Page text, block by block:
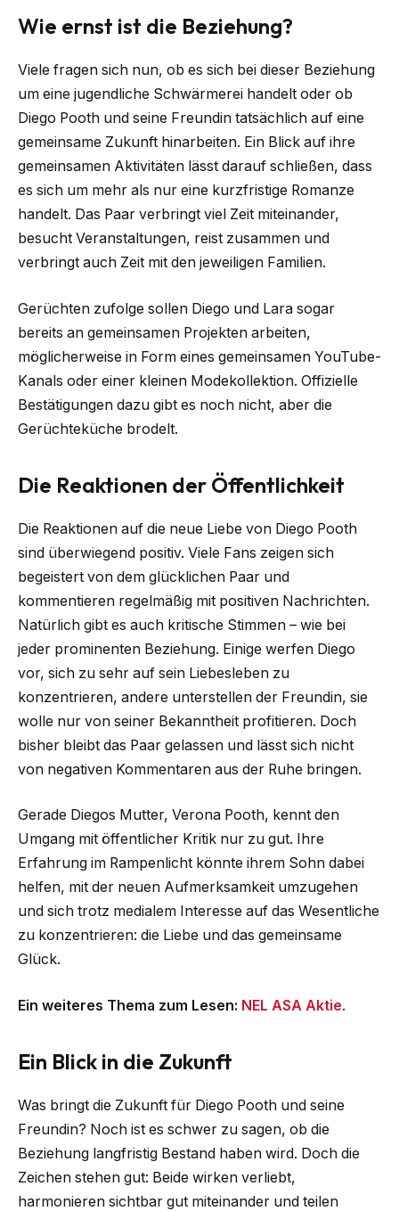
Wie ernst ist die Beziehung?
Viele fragen sich nun, ob es sich bei dieser Beziehung
um eine jugendliche Schwärmerei handelt oder ob
Diego Pooth und seine Freundin tatsächlich auf eine
gemeinsame Zukunft hinarbeiten. Ein Blick auf ihre
gemeinsamen Aktivitäten lässt darauf schließen, dass
es sich um mehr als nur eine kurzfristige Romanze
handelt. Das Paar verbringt viel Zeit miteinander,
besucht Veranstaltungen, reist zusammen und
verbringt auch Zeit mit den jeweiligen Familien.
Gerüchten zufolge sollen Diego und Lara sogar
bereits an gemeinsamen Projekten arbeiten,
möglicherweise in Form eines gemeinsamen YouTube-
Kanals oder einer kleinen Modekollektion. Offizielle
Bestätigungen dazu gibt es noch nicht, aber die
Gerüchteküche brodelt.
Die Reaktionen der Öffentlichkeit
Die Reaktionen auf die neue Liebe von Diego Pooth
sind überwiegend positiv. Viele Fans zeigen sich
begeistert von dem glücklichen Paar und
kommentieren regelmäßig mit positiven Nachrichten.
Natürlich gibt es auch kritische Stimmen – wie bei
jeder prominenten Beziehung. Einige werfen Diego
vor, sich zu sehr auf sein Liebesleben zu
konzentrieren, andere unterstellen der Freundin, sie
wolle nur von seiner Bekanntheit profitieren. Doch
bisher bleibt das Paar gelassen und lässt sich nicht
von negativen Kommentaren aus der Ruhe bringen.
Gerade Diegos Mutter, Verona Pooth, kennt den
Umgang mit öffentlicher Kritik nur zu gut. Ihre
Erfahrung im Rampenlicht könnte ihrem Sohn dabei
helfen, mit der neuen Aufmerksamkeit umzugehen
und sich trotz medialem Interesse auf das Wesentliche
zu konzentrieren: die Liebe und das gemeinsame
Glück.
Ein weiteres Thema zum Lesen: NEL ASA Aktie.
Ein Blick in die Zukunft
Was bringt die Zukunft für Diego Pooth und seine
Freundin? Noch ist es schwer zu sagen, ob die
Beziehung langfristig Bestand haben wird. Doch die
Zeichen stehen gut: Beide wirken verliebt,
harmonieren sichtbar gut miteinander und teilen